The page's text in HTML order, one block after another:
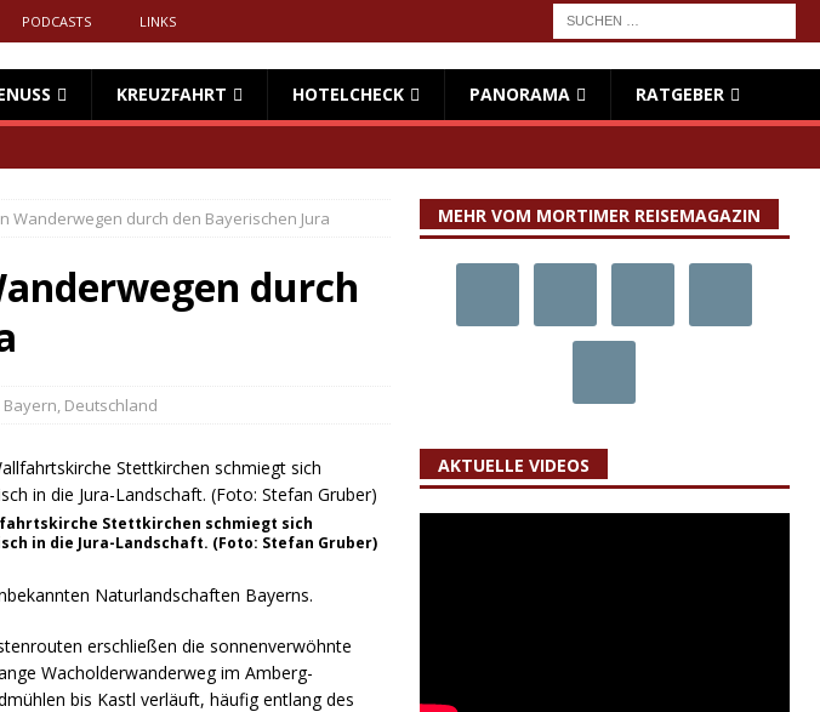
PODCASTS LINKS
KREUZFAHRT HOTELCHECK PANORAMA RATGEBER
Wanderwegen durch den Bayerischen Jura
durch
Bayern, Deutschland
Stettkirchen schmiegt sich
in die Jura-Landschaft. (Foto: Stefan Gruber)
Naturlandschaften Bayerns.
erschließen die sonnenverwöhnte
Wacholderwanderweg im Amberg-
bis Kastl verläuft, häufig entlang des
MEHR VOM MORTIMER REISEMAGAZIN
AKTUELLE VIDEOS